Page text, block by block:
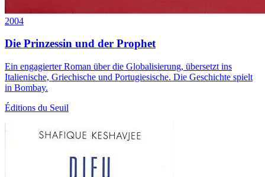
2004
Die Prinzessin und der Prophet
Ein engagierter Roman über die Globalisierung, übersetzt ins
Italienische, Griechische und Portugiesische. Die Geschichte spielt
in Bombay.
Éditions du Seuil